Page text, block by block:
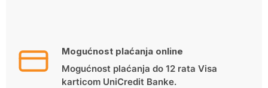
Mogućnost plaćanja online
Mogućnost plaćanja do 12 rata Visa
karticom UniCredit Banke.